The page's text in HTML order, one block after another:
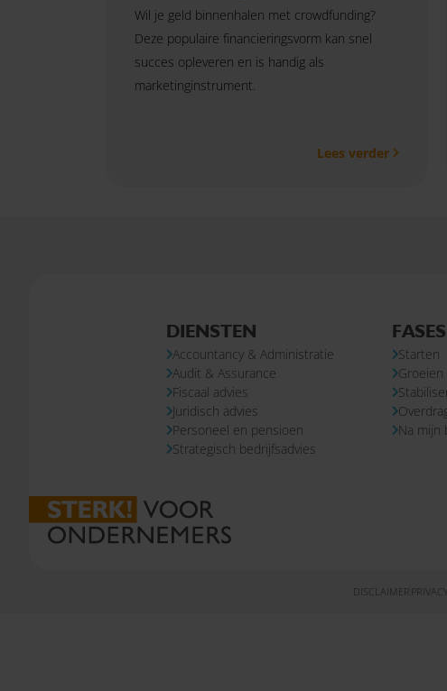
Wil je geld binnenhalen met crowdfunding?
Deze populaire financieringsvorm kan snel
succes opleveren en is handig als
marketinginstrument.
Lees verder
DIENSTEN
Accountancy & Administratie
Audit & Assurance
Fiscaal advies
Juridisch advies
Personeel en pensioen
Strategisch bedrijfsadvies
FASES
Starten
Groeien
Na mijn
DISCLAIMER